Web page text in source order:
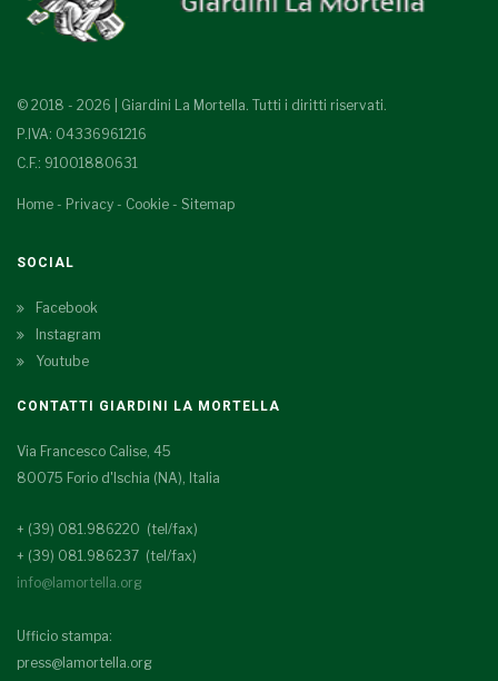
© 2018 - 2026 | Giardini La Mortella. Tutti i diritti riservati.
P.IVA: 04336961216
C.F.: 91001880631
Home - Privacy - Cookie - Sitemap
SOCIAL
Facebook
Instagram
Youtube
CONTATTI GIARDINI LA MORTELLA
Via Francesco Calise, 45
80075 Forio d'Ischia (NA), Italia
+ (39) 081.986220 (tel/fax)
+ (39) 081.986237 (tel/fax)
info@lamortella.org
Ufficio stampa:
press@lamortella.org